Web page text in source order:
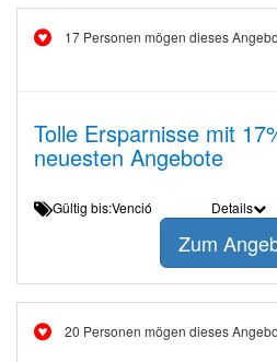
17 Personen mögen dieses
Tolle Ersparnisse mit
neuesten Angebote
Gültig bis:Venció Details
Zum
20 Personen mögen dieses